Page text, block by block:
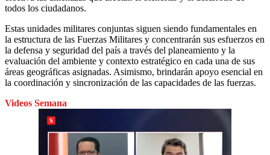
todos los ciudadanos.
Estas unidades militares conjuntas siguen siendo fundamentales en
la estructura de las Fuerzas Militares y concentrarán sus esfuerzos en
la defensa y seguridad del país a través del planeamiento y la
evaluación del ambiente y contexto estratégico en cada una de sus
áreas geográficas asignadas. Asimismo, brindarán apoyo esencial en
la coordinación y sincronización de las capacidades de las fuerzas.
Videos Semana